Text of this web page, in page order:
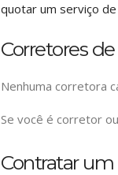
quotar um serviço
Corretores
Nenhuma corretora
Se você é corretor
Contratar